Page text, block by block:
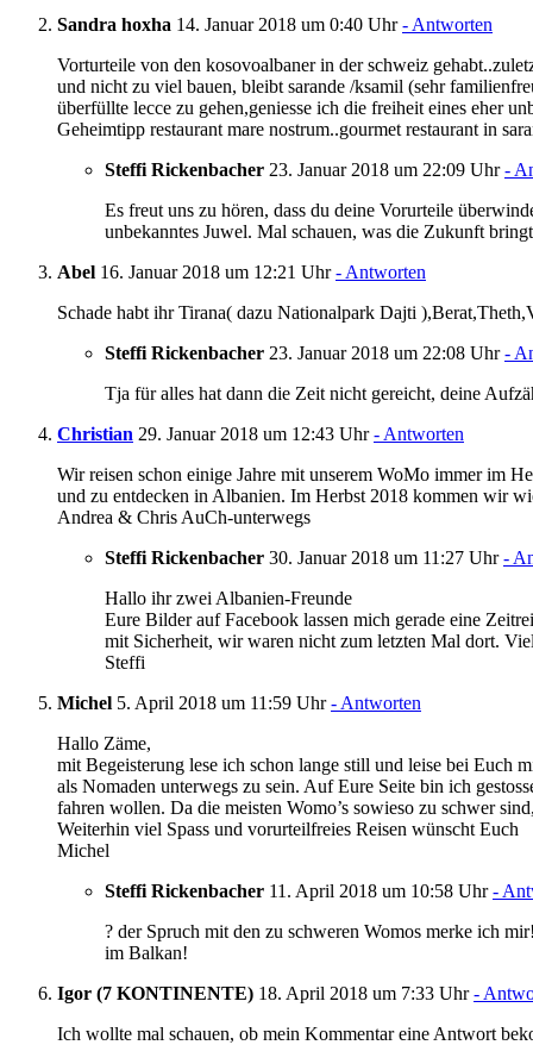
Sandra hoxha 14. Januar 2018 um 0:40 Uhr- Antworten
Vorturteile von den kosovoalbaner in der schweiz
und nicht zu viel bauen, bleibt sarande /ksamil (sehr
überfüllte lecce zu gehen,geniesse ich die freiheit eines eher
Geheimtipp restaurant mare nostrum..gourmet restaurant in
Steffi Rickenbacher 23. Januar 2018 um 22:09 Uhr-
Es freut uns zu hören, dass du deine Vorurteile
unbekanntes Juwel. Mal schauen, was die Zukunft
Abel 16. Januar 2018 um 12:21 Uhr- Antworten
Schade habt ihr Tirana( dazu Nationalpark Dajti
Steffi Rickenbacher 23. Januar 2018 um 22:08 Uhr-
Tja für alles hat dann die Zeit nicht gereicht, deine
Christian 29. Januar 2018 um 12:43 Uhr- Antworten
Wir reisen schon einige Jahre mit unserem WoMo immer im
und zu entdecken in Albanien. Im Herbst 2018 kommen wir
Andrea & Chris AuCh-unterwegs
Steffi Rickenbacher 30. Januar 2018 um 11:27 Uhr-
Hallo ihr zwei Albanien-Freunde
Eure Bilder auf Facebook lassen mich gerade eine
mit Sicherheit, wir waren nicht zum letzten Mal dort.
Steffi
Michel 5. April 2018 um 11:59 Uhr- Antworten
Hallo Zäme,
mit Begeisterung lese ich schon lange still und leise bei Euch
als Nomaden unterwegs zu sein. Auf Eure Seite bin ich
fahren wollen. Da die meisten Womo’s sowieso zu schwer
Weiterhin viel Spass und vorurteilfreies Reisen wünscht Euch
Michel
Steffi Rickenbacher 11. April 2018 um 10:58 Uhr-
? der Spruch mit den zu schweren Womos merke ich
im Balkan!
Igor (7 KONTINENTE) 18. April 2018 um 7:33 Uhr-
Ich wollte mal schauen, ob mein Kommentar eine Antwort